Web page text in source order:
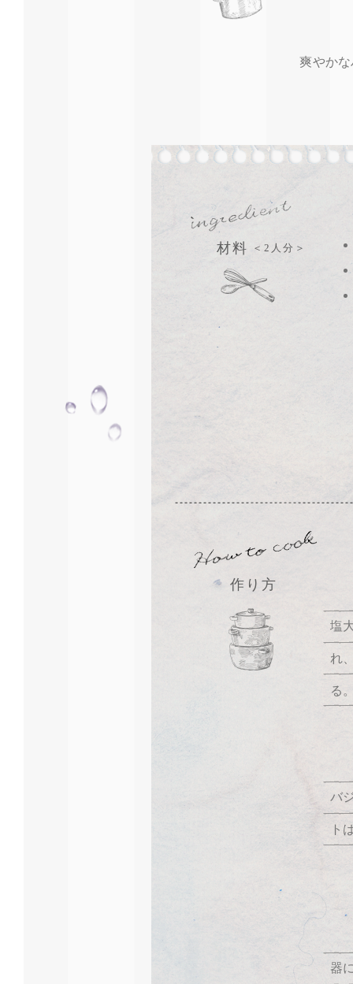
爽やか
材料 ＜2人分＞
作り方
塩
れ
る
バ
ト
器